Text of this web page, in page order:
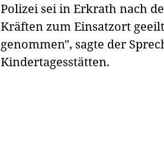
Polizei sei in Erkrath nach
Kräften zum Einsatzort
genommen", sagte der
Kindertagesstätten.